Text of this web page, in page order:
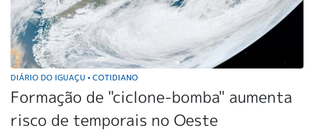
DIÁRIO DO IGUAÇU • COTIDIANO
Formação de "ciclone-bomba" aumenta
risco de temporais no Oeste